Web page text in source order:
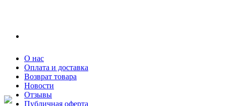
О нас
Оплата и доставка
Возврат товара
Новости
Отзывы
Публичная оферта